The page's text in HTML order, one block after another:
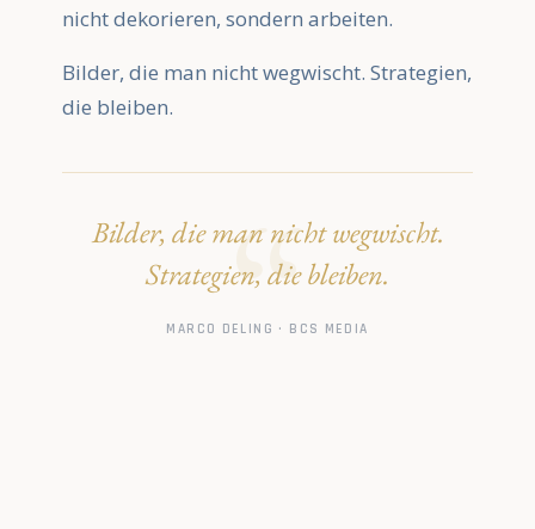
nicht dekorieren, sondern arbeiten.
Bilder, die man nicht wegwischt. Strategien,
die bleiben.
Bilder, die man nicht wegwischt.
Strategien, die bleiben.
MARCO DELING · BCS MEDIA